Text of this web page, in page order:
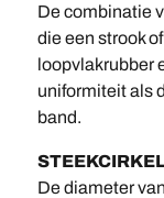
De combinatie
die een strook
loopvlakrubber
uniformiteit als
band.
De diameter